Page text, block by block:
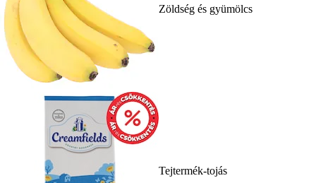
Zöldség és gyümölcs
Tejtermék-tojás